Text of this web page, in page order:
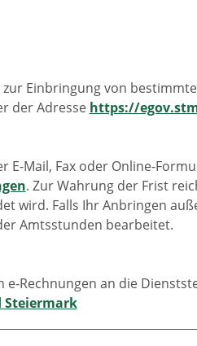
Einbringung von
der Adresse https://
Mail, Fax oder Online-
. Zur Wahrung der Frist
wird. Falls Ihr Anbringen
Amtsstunden bearbeitet.
Rechnungen an die
Steiermark